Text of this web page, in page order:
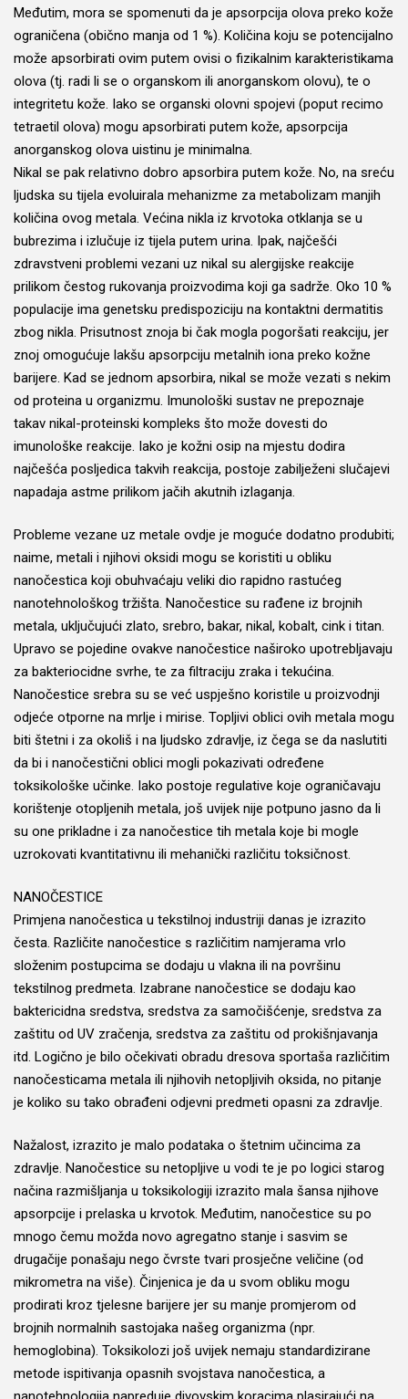
Međutim, mora se spomenuti da je apsorpcija olova preko kože
ograničena (obično manja od 1 %). Količina koju se potencijalno
može apsorbirati ovim putem ovisi o fizikalnim karakteristikama
olova (tj. radi li se o organskom ili anorganskom olovu), te o
integritetu kože. Iako se organski olovni spojevi (poput recimo
tetraetil olova) mogu apsorbirati putem kože, apsorpcija
anorganskog olova uistinu je minimalna.
Nikal se pak relativno dobro apsorbira putem kože. No, na sreću
ljudska su tijela evoluirala mehanizme za metabolizam manjih
količina ovog metala. Većina nikla iz krvotoka otklanja se u
bubrezima i izlučuje iz tijela putem urina. Ipak, najčešći
zdravstveni problemi vezani uz nikal su alergijske reakcije
prilikom čestog rukovanja proizvodima koji ga sadrže. Oko 10 %
populacije ima genetsku predispoziciju na kontaktni dermatitis
zbog nikla. Prisutnost znoja bi čak mogla pogoršati reakciju, jer
znoj omogućuje lakšu apsorpciju metalnih iona preko kožne
barijere. Kad se jednom apsorbira, nikal se može vezati s nekim
od proteina u organizmu. Imunološki sustav ne prepoznaje
takav nikal-proteinski kompleks što može dovesti do
imunološke reakcije. Iako je kožni osip na mjestu dodira
najčešća posljedica takvih reakcija, postoje zabilježeni slučajevi
napadaja astme prilikom jačih akutnih izlaganja.
Probleme vezane uz metale ovdje je moguće dodatno produbiti;
naime, metali i njihovi oksidi mogu se koristiti u obliku
nanočestica koji obuhvaćaju veliki dio rapidno rastućeg
nanotehnološkog tržišta. Nanočestice su rađene iz brojnih
metala, uključujući zlato, srebro, bakar, nikal, kobalt, cink i titan.
Upravo se pojedine ovakve nanočestice naširoko upotrebljavaju
za bakteriocidne svrhe, te za filtraciju zraka i tekućina.
Nanočestice srebra su se već uspješno koristile u proizvodnji
odjeće otporne na mrlje i mirise. Topljivi oblici ovih metala mogu
biti štetni i za okoliš i na ljudsko zdravlje, iz čega se da naslutiti
da bi i nanočestični oblici mogli pokazivati određene
toksikološke učinke. Iako postoje regulative koje ograničavaju
korištenje otopljenih metala, još uvijek nije potpuno jasno da li
su one prikladne i za nanočestice tih metala koje bi mogle
uzrokovati kvantitativnu ili mehanički različitu toksičnost.
NANOČESTICE
Primjena nanočestica u tekstilnoj industriji danas je izrazito
česta. Različite nanočestice s različitim namjerama vrlo
složenim postupcima se dodaju u vlakna ili na površinu
tekstilnog predmeta. Izabrane nanočestice se dodaju kao
baktericidna sredstva, sredstva za samočišćenje, sredstva za
zaštitu od UV zračenja, sredstva za zaštitu od prokišnjavanja
itd. Logično je bilo očekivati obradu dresova sportaša različitim
nanočesticama metala ili njihovih netopljivih oksida, no pitanje
je koliko su tako obrađeni odjevni predmeti opasni za zdravlje.
Nažalost, izrazito je malo podataka o štetnim učincima za
zdravlje. Nanočestice su netopljive u vodi te je po logici starog
načina razmišljanja u toksikologiji izrazito mala šansa njihove
apsorpcije i prelaska u krvotok. Međutim, nanočestice su po
mnogo čemu možda novo agregatno stanje i sasvim se
drugačije ponašaju nego čvrste tvari prosječne veličine (od
mikrometra na više). Činjenica je da u svom obliku mogu
prodirati kroz tjelesne barijere jer su manje promjerom od
brojnih normalnih sastojaka našeg organizma (npr.
hemoglobina). Toksikolozi još uvijek nemaju standardizirane
metode ispitivanja opasnih svojstava nanočestica, a